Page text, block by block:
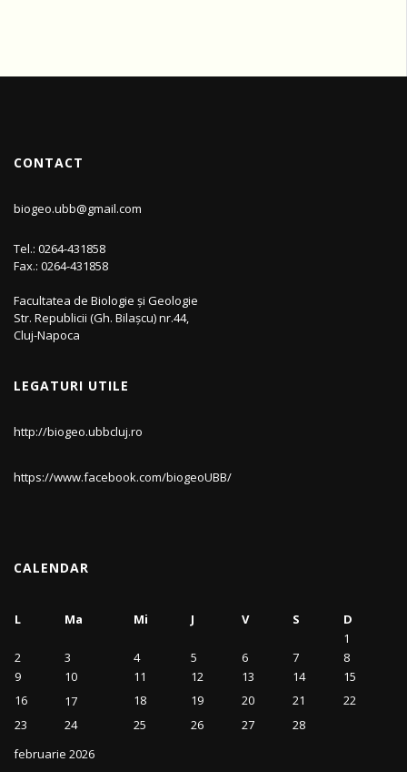
CONTACT
biogeo.ubb@gmail.com
Tel.: 0264-431858
Fax.: 0264-431858
Facultatea de Biologie și Geologie
Str. Republicii (Gh. Bilașcu) nr.44,
Cluj-Napoca
LEGATURI UTILE
http://biogeo.ubbcluj.ro
https://www.facebook.com/biogeoUBB/
CALENDAR
februarie 2026
L Ma Mi J V S
D
1
2
3 4 5 6 7
8
9
10 11 12 13 14
15
16
17 18 19 20 21
22
23
24 25 26 27 28